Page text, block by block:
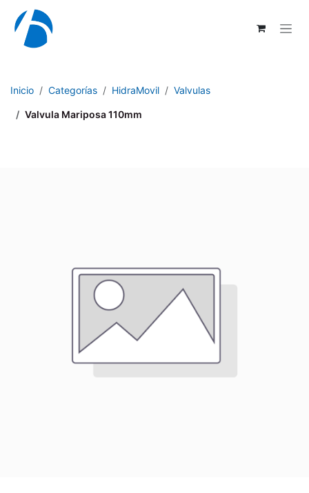
Ir al contenido
Inicio Categorías HidraMovil Valvulas
Valvula Mariposa 110mm